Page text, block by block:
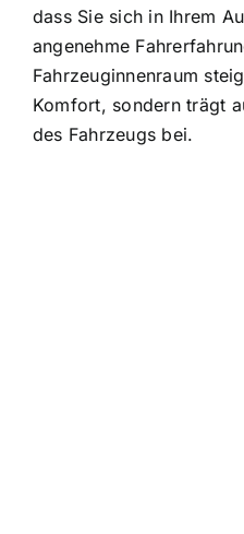
dass Sie sich in Ihrem
angenehme
Fahrzeuginnenraum
Komfort, sondern trägt
des Fahrzeugs bei.